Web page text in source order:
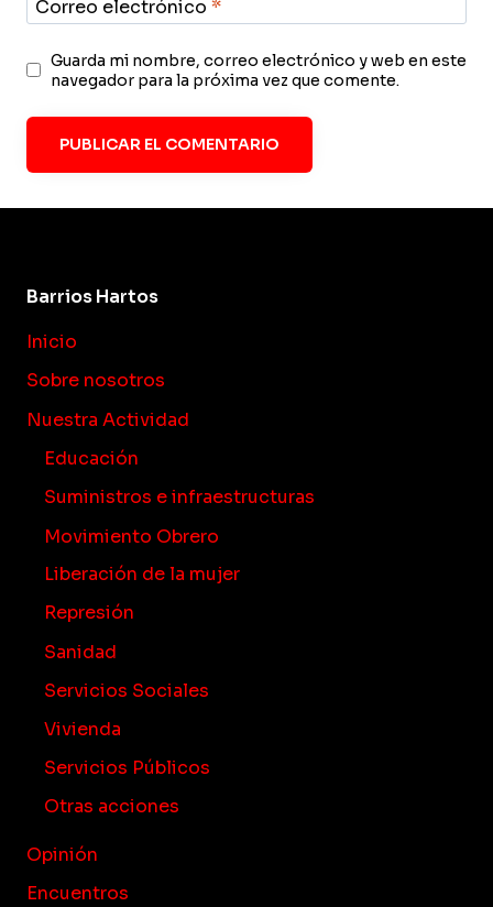
Correo electrónico *
Guarda mi nombre, correo electrónico y web en este
navegador para la próxima vez que comente.
Barrios Hartos
Inicio
Sobre nosotros
Nuestra Actividad
Educación
Suministros e infraestructuras
Movimiento Obrero
Liberación de la mujer
Represión
Sanidad
Servicios Sociales
Vivienda
Servicios Públicos
Otras acciones
Opinión
Encuentros